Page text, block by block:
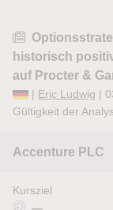
historisch
auf Procter &
| Eric Ludwig |
Gültigkeit der
Accenture PLC
Kursziel